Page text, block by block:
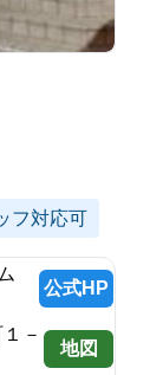
フ対応可
公式HP
－
地図